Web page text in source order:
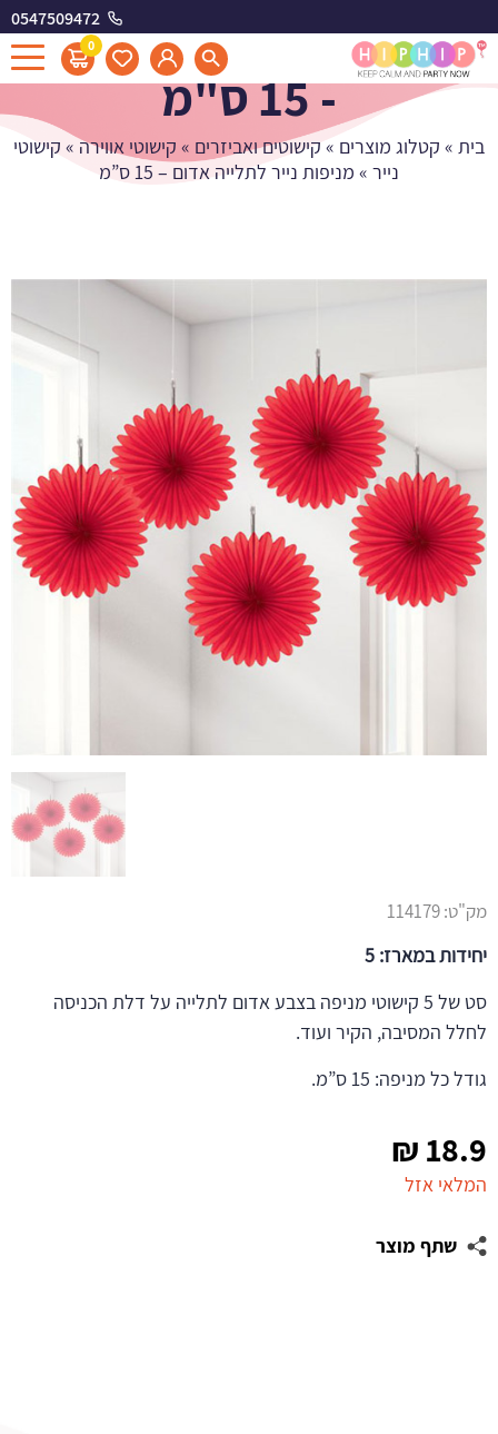
0547509472
0
מניפות נייר לתלייה אדום
- 15 ס"מ
בית » קטלוג מוצרים » קישוטים ואביזרים » קישוטי אווירה» קישוטי
נייר » מניפות נייר לתלייה אדום – 15 ס”מ
18.9
₪
המלאי אזל
שתף מוצר
מק"ט:114179
יחידות במארז: 5
סט של 5 קישוטי מניפה בצבע אדום לתלייה על דלת הכניסה
לחלל המסיבה, הקיר ועוד.
גודל כל מניפה: 15 ס”מ.